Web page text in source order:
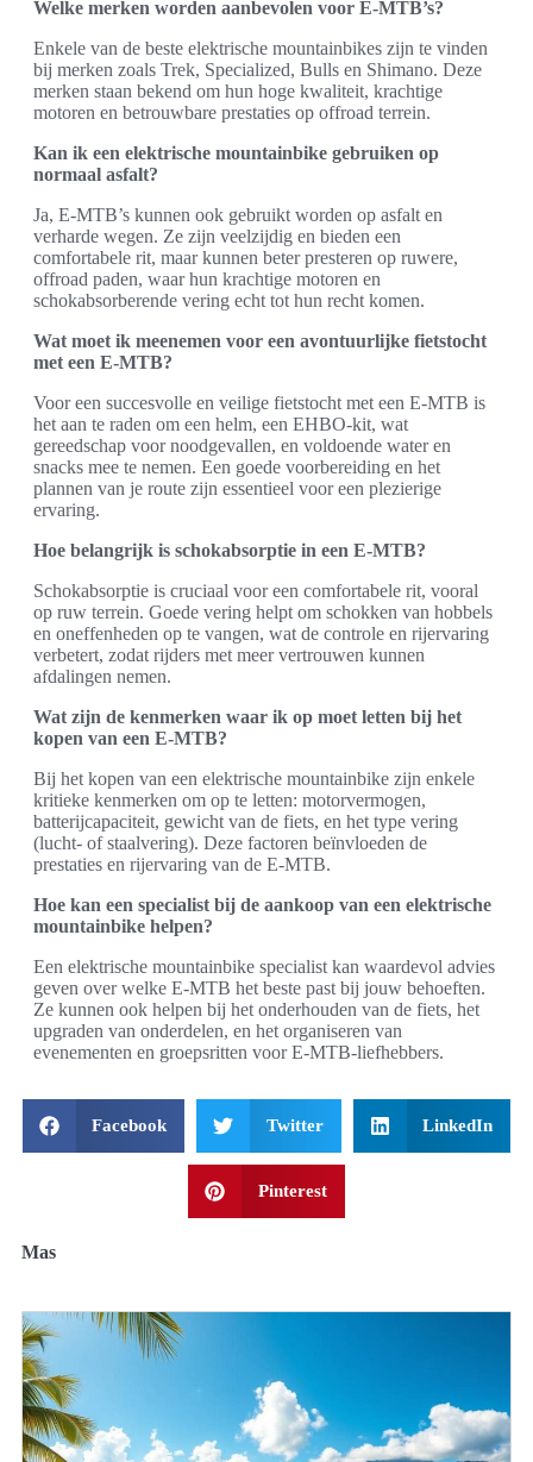
Welke merken worden aanbevolen voor E-MTB’s?
Enkele van de beste elektrische mountainbikes zijn te vinden
bij merken zoals Trek, Specialized, Bulls en Shimano. Deze
merken staan bekend om hun hoge kwaliteit, krachtige
motoren en betrouwbare prestaties op offroad terrein.
Kan ik een elektrische mountainbike gebruiken op
normaal asfalt?
Ja, E-MTB’s kunnen ook gebruikt worden op asfalt en
verharde wegen. Ze zijn veelzijdig en bieden een
comfortabele rit, maar kunnen beter presteren op ruwere,
offroad paden, waar hun krachtige motoren en
schokabsorberende vering echt tot hun recht komen.
Wat moet ik meenemen voor een avontuurlijke fietstocht
met een E-MTB?
Voor een succesvolle en veilige fietstocht met een E-MTB is
het aan te raden om een helm, een EHBO-kit, wat
gereedschap voor noodgevallen, en voldoende water en
snacks mee te nemen. Een goede voorbereiding en het
plannen van je route zijn essentieel voor een plezierige
ervaring.
Hoe belangrijk is schokabsorptie in een E-MTB?
Schokabsorptie is cruciaal voor een comfortabele rit, vooral
op ruw terrein. Goede vering helpt om schokken van hobbels
en oneffenheden op te vangen, wat de controle en rijervaring
verbetert, zodat rijders met meer vertrouwen kunnen
afdalingen nemen.
Wat zijn de kenmerken waar ik op moet letten bij het
kopen van een E-MTB?
Bij het kopen van een elektrische mountainbike zijn enkele
kritieke kenmerken om op te letten: motorvermogen,
batterijcapaciteit, gewicht van de fiets, en het type vering
(lucht- of staalvering). Deze factoren beïnvloeden de
prestaties en rijervaring van de E-MTB.
Hoe kan een specialist bij de aankoop van een elektrische
mountainbike helpen?
Een elektrische mountainbike specialist kan waardevol advies
geven over welke E-MTB het beste past bij jouw behoeften.
Ze kunnen ook helpen bij het onderhouden van de fiets, het
upgraden van onderdelen, en het organiseren van
evenementen en groepsritten voor E-MTB-liefhebbers.
Facebook Twitter LinkedIn
Pinterest
Mas